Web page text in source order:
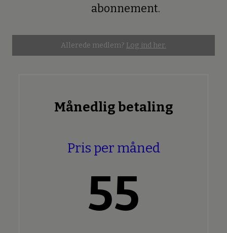
abonnement.
Allerede medlem? Log ind her.
Månedlig betaling
Pris per måned
55